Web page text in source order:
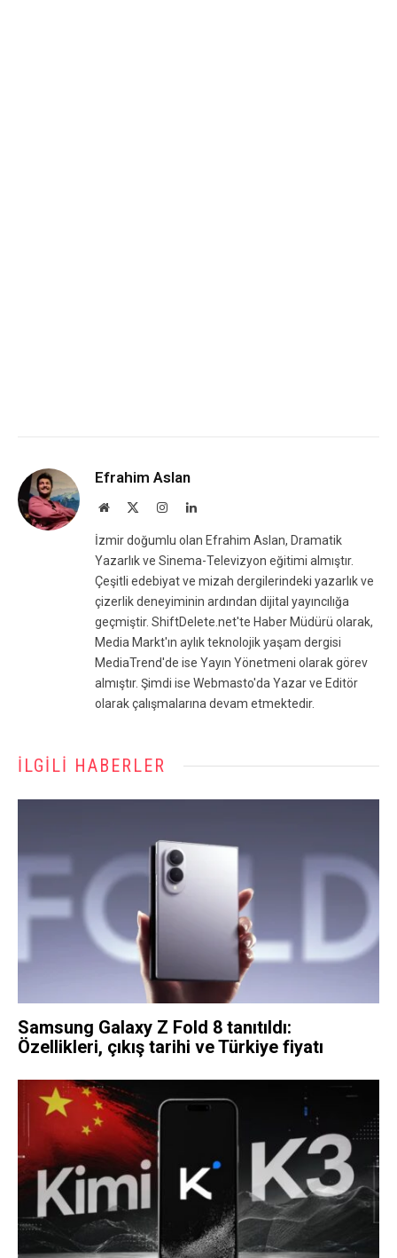
Efrahim Aslan
Website InstagramLinkedIn
İzmir doğumlu olan Efrahim Aslan, Dramatik
Yazarlık ve Sinema-Televizyon eğitimi almıştır.
Çeşitli edebiyat ve mizah dergilerindeki yazarlık ve
çizerlik deneyiminin ardından dijital yayıncılığa
geçmiştir. ShiftDelete.net'te Haber Müdürü olarak,
Media Markt'ın aylık teknolojik yaşam dergisi
MediaTrend'de ise Yayın Yönetmeni olarak görev
almıştır. Şimdi ise Webmasto'da Yazar ve Editör
olarak çalışmalarına devam etmektedir.
İLGILI HABERLER
Samsung Galaxy Z Fold 8 tanıtıldı:
Özellikleri, çıkış tarihi ve Türkiye fiyatı